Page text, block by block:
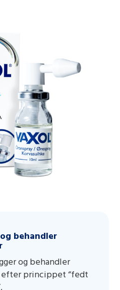
behandler
og behandler
princippet “fedt